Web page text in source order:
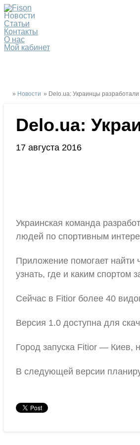
Новости
Статьи
Контакты
О нас
Мой кабинет
» Новости » Delo.ua: Украинцы
Delo.ua:
17 августа 2016
Украинская команда
людей по спортивным
Приложение помогает найти
узнать, где и каким спортом
Сейчас в Fitior более 40
Версия 1.0 доступна для
Город запуска Fitior — Киев,
В следующей версии